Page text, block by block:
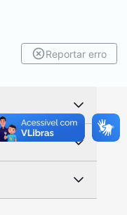
Reportar erro